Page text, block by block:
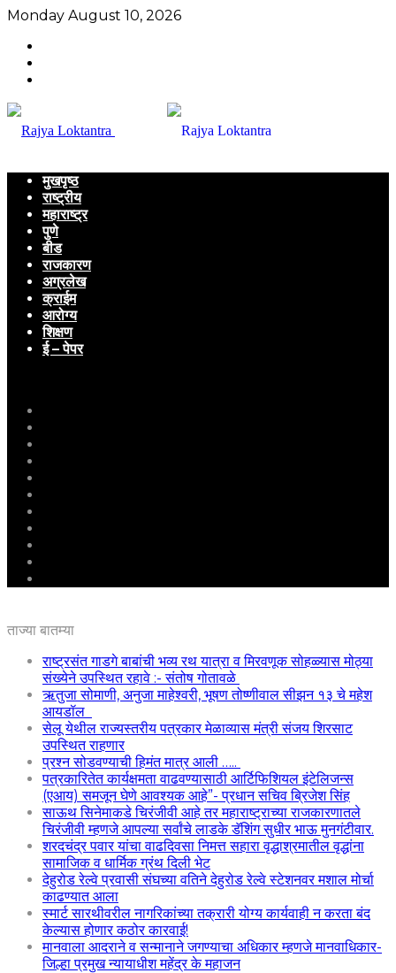
Monday August 10, 2026
मुखपृष्ठ
राष्ट्रीय
महाराष्ट्र
पुणे
बीड
राजकारण
अग्रलेख
क्राईम
आरोग्य
शिक्षण
ई – पेपर
ताज्या बातम्या
राष्ट्रसंत गाडगे बाबांची भव्य रथ यात्रा व मिरवणूक सोहळ्यास मोठ्या
संख्येने उपस्थित रहावे :- संतोष गोतावळे
ऋतुजा सोमाणी, अनुजा माहेश्वरी, भूषण तोष्णीवाल सीझन १३ चे महेश
आयडॉल
सेलू येथील राज्यस्तरीय पत्रकार मेळाव्यास मंत्री संजय शिरसाट
उपस्थित राहणार
प्रश्न सोडवण्याची हिमंत मात्र आली …..
पत्रकारितेत कार्यक्षमता वाढवण्यासाठी आर्टिफिशियल इंटेलिजन्स
(एआय) समजून घेणे आवश्यक आहे”- प्रधान सचिव ब्रिजेश सिंह
साऊथ सिनेमाकडे चिरंजीवी आहे तर महाराष्ट्राच्या राजकारणातले
चिरंजीवी म्हणजे आपल्या सर्वांचे लाडके डॅशिंग सुधीर भाऊ मुनगंटीवार.
शरदचंद्र पवार यांचा वाढदिवसा निमत्त सहारा वृद्धाश्रमातील वृद्धांना
सामाजिक व धार्मिक ग्रंथ दिली भेट
देहुरोड रेल्वे प्रवासी संघच्या वतिने देहुरोड रेल्वे स्टेशनवर मशाल मोर्चा
काढण्यात आला
स्मार्ट सारथीवरील नागरिकांच्या तक्रारी योग्य कार्यवाही न करता बंद
केल्यास होणार कठोर कारवाई!
मानवाला आदराने व सन्मानाने जगण्याचा अधिकार म्हणजे मानवाधिकार-
जिल्हा प्रमुख न्यायाधीश महेंद्र के महाजन